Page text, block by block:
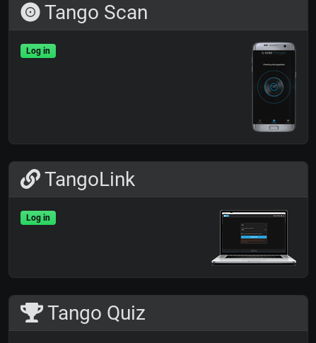
Tango Scan
Log in
TangoLink
Log in
Tango Quiz